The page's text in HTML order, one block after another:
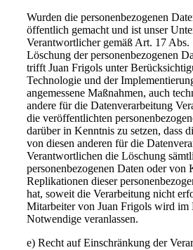
Wurden die personenbezogenen
öffentlich gemacht und ist unser
Verantwortlicher gemäß Art. 17
Löschung der personenbezogenen
trifft Juan Frigols unter
Technologie und der
angemessene Maßnahmen, auch
andere für die Datenverarbeitung
die veröffentlichten
darüber in Kenntnis zu setzen, dass
von diesen anderen für die
Verantwortlichen die Löschung
personenbezogenen Daten oder von
Replikationen dieser
hat, soweit die Verarbeitung nicht
Mitarbeiter von Juan Frigols wird im
Notwendige veranlassen.
e) Recht auf Einschränkung der